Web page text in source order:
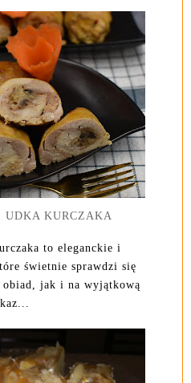
UDKA KURCZAKA
to eleganckie i
świetnie sprawdzi się
obiad, jak i na wyjątkową